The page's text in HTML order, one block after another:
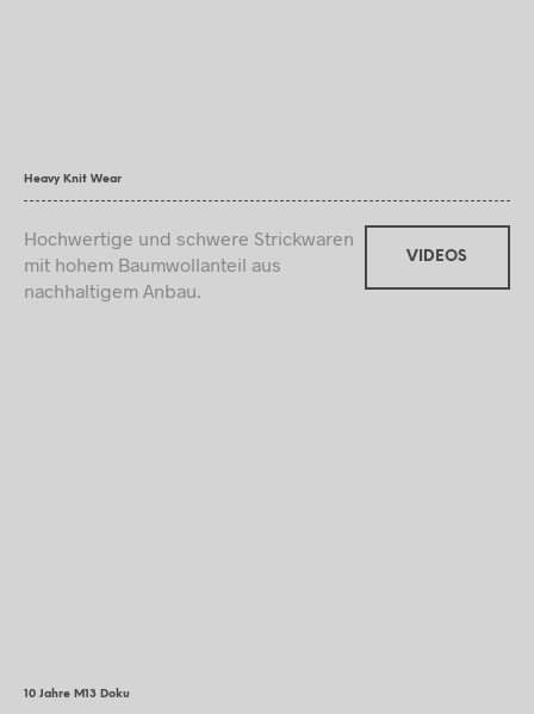
Heavy Knit Wear
Hochwertige und schwere Strickwaren
mit hohem Baumwollanteil aus
nachhaltigem Anbau.
VIDEOS
10 Jahre M13 Doku